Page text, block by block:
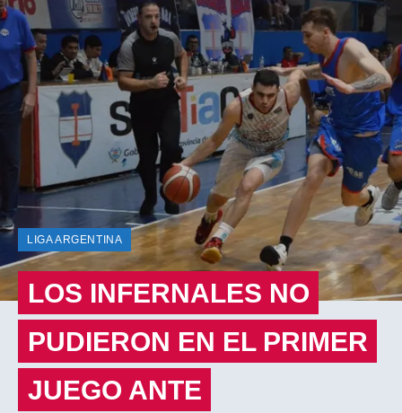
LIGA ARGENTINA
LOS INFERNALES NO
PUDIERON EN EL PRIMER
JUEGO ANTE